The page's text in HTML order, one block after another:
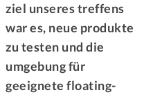
ziel unseres treffens
war es, neue produkte
zu testen und die
umgebung für
geeignete floating-